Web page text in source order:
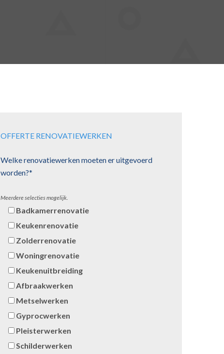
OFFERTE RENOVATIEWERKEN
Welke renovatiewerken moeten er uitgevoerd
worden?*
Meerdere selecties mogelijk.
Badkamerrenovatie
Keukenrenovatie
Zolderrenovatie
Woningrenovatie
Keukenuitbreiding
Afbraakwerken
Metselwerken
Gyprocwerken
Pleisterwerken
Schilderwerken